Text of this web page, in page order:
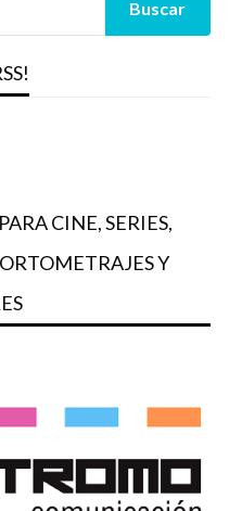
CINE, SERIES,
Y